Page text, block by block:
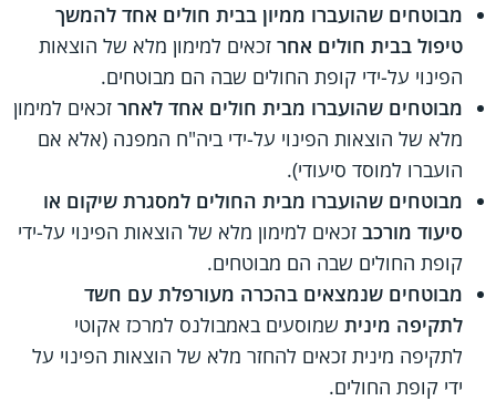
מבוטחים שהועברו ממיון בבית חולים אחד להמשך
טיפול בבית חולים אחר זכאים למימון מלא של הוצאות
הפינוי על-ידי קופת החולים שבה הם מבוטחים.
מבוטחים שהועברו מבית חולים אחד לאחר זכאים למימון
מלא של הוצאות הפינוי על-ידי ביה"ח המפנה (אלא אם
הועברו למוסד סיעודי).
מבוטחים שהועברו מבית החולים למסגרת שיקום או
סיעוד מורכב זכאים למימון מלא של הוצאות הפינוי על-ידי
קופת החולים שבה הם מבוטחים.
מבוטחים שנמצאים בהכרה מעורפלת עם חשד
לתקיפה מינית שמוסעים באמבולנס למרכז אקוטי
לתקיפה מינית זכאים להחזר מלא של הוצאות הפינוי על
ידי קופת החולים.